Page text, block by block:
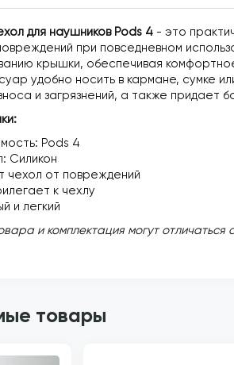
для наушников Pods 4 - это
при повседневном
крышки, обеспечивая
удобно носить в кармане, сумке
и загрязнений, а также придает
Pods 4
Силикон
чехол от повреждений
к чехлу
и легкий
и комплектация могут
товары